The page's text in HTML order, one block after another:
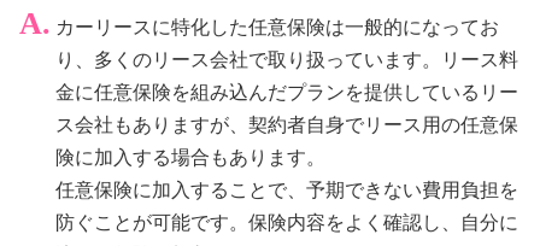
カーリースに特化した任意保険は一般的になってお
り、多くのリース会社で取り扱っています。リース料
金に任意保険を組み込んだプランを提供しているリー
ス会社もありますが、契約者自身でリース用の任意保
険に加入する場合もあります。
任意保険に加入することで、予期できない費用負担を
防ぐことが可能です。保険内容をよく確認し、自分に